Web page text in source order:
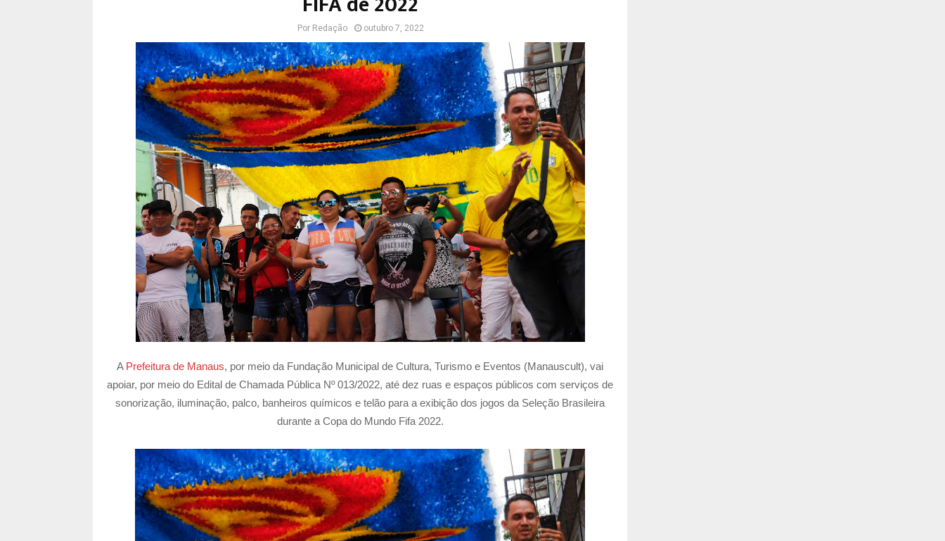
Por Redação outubro 7, 2022
A Prefeitura de Manaus, por meio da Fundação Municipal de Cultura, Turismo e Eventos (Manauscult), vai
apoiar, por meio do Edital de Chamada Pública Nº 013/2022, até dez ruas e espaços públicos com serviços de
sonorização, iluminação, palco, banheiros químicos e telão para a exibição dos jogos da Seleção Brasileira
durante a Copa do Mundo Fifa 2022.